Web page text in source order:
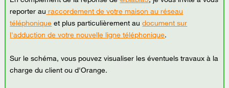
reporter au raccordement de votre maison au réseau
téléphonique et plus particulièrement audocument sur
l'adduction de votre nouvelle ligne téléphonique.
Sur le schéma, vous pouvez visualiser les éventuels travaux à la
charge du client ou d'Orange.